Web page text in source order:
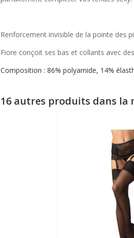
Renforcement invisible de la pointe des
Fiore conçoit ses bas et collants avec
Composition : 86% polyamide, 14%
16 autres produits dans la